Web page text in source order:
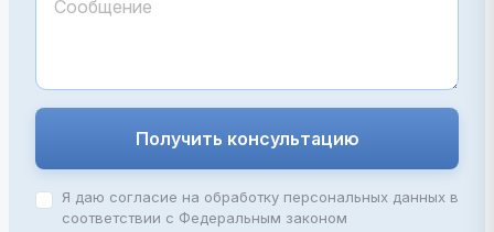
Получить консультацию
Я даю согласие на обработку персональных данных в
соответствии с Федеральным законом